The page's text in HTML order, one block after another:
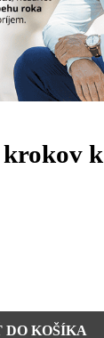
krokov k
DO KOŠÍKA